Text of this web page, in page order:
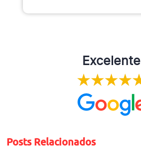
Excelente
Posts Relacionados